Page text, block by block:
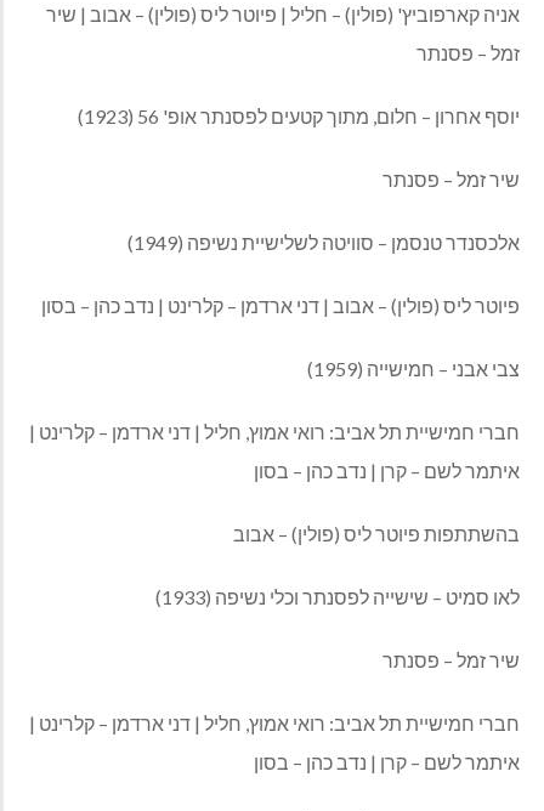
אניה קארפוביץ' (פולין) – חליל | פיוטר ליס (פולין) – אבוב | שיר
זמל – פסנתר
יוסף אחרון – חלום, מתוך קטעים לפסנתר אופ' 56 (1923)
שיר זמל – פסנתר
אלכסנדר טנסמן – סוויטה לשלישיית נשיפה (1949)
פיוטר ליס (פולין) – אבוב | דני ארדמן – קלרינט | נדב כהן – בסון
צבי אבני – חמישייה (1959)
חברי חמישיית תל אביב: רואי אמוץ, חליל | דני ארדמן – קלרינט |
איתמר לשם – קרן | נדב כהן – בסון
בהשתתפות פיוטר ליס (פולין) – אבוב
לאו סמיט – שישייה לפסנתר וכלי נשיפה (1933)
שיר זמל – פסנתר
חברי חמישיית תל אביב: רואי אמוץ, חליל | דני ארדמן – קלרינט |
איתמר לשם – קרן | נדב כהן – בסון